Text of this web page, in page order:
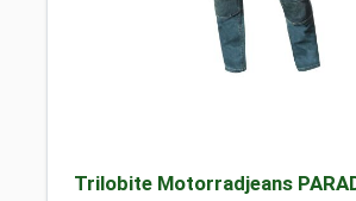
Trilobite Motorradjeans